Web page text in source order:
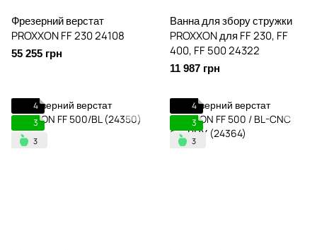
Фрезерний верстат
PROXXON FF 230 24108
55 255 грн
Ванна для збору стружки
PROXXON для FF 230, FF
400, FF 500 24322
11 987 грн
4
3
4
3